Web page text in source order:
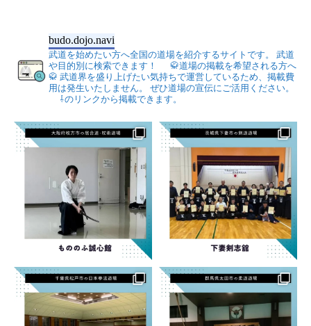
budo.dojo.navi
武道を始めたい方へ全国の道場を紹介するサイトです。
武道
や目的別に検索できます！
🥋道場の掲載を希望される方へ
🥋 武道界を盛り上げたい気持ちで運営しているため、掲載費
用は発生いたしません。
ぜひ道場の宣伝にご活用ください。
⇩のリンクから掲載できます。